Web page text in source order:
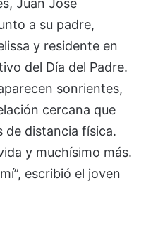
a su padre,
y residente en
del Día del Padre.
sonrientes,
cercana que
de distancia física.
y muchísimo más.
escribió el joven